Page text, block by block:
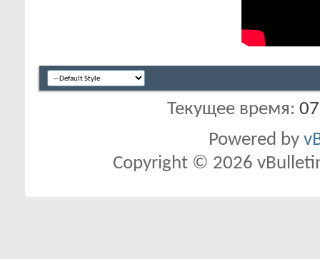
Текущее время:
Powered by
Copyright © 2026